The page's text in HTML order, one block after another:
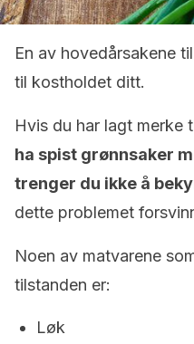
En av hovedårsakene
til kostholdet ditt.
Hvis du har lagt merke
ha spist grønnsaker
trenger du ikke å
dette problemet
Noen av matvarene
tilstanden er:
Løk